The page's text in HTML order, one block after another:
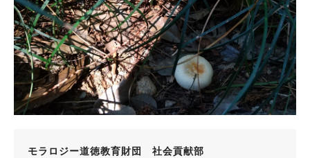
モラロジー道徳教育財団 社会貢献部